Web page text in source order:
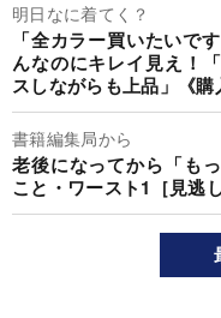
明日なに着てく？
「全カラー買いたいで
んなのにキレイ見え！
スしながらも上品」《購
書籍編集局から
老後になってから「も
こと・ワースト1［見逃